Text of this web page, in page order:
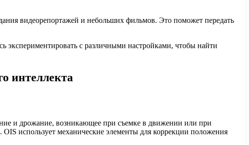
видеорепортажей и небольших фильмов. Это поможет передать
экспериментировать с различными настройками, чтобы найти
интеллекта
и дрожание, возникающее при съемке в движении или при
использует механические элементы для коррекции положения